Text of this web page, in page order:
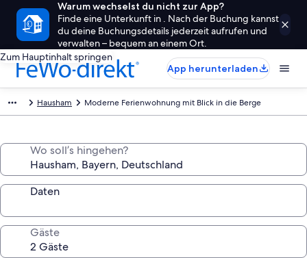
Warum wechselst du nicht zur App?
Finde eine Unterkunft in . Nach der Buchung kannst
du deine Buchungsdetails jederzeit aufrufen und
verwalten – bequem an einem Ort.
Zum Hauptinhalt springen
App herunterladen
Hausham Moderne Ferienwohnung mit Blick in die Berge
Wo soll’s hingehen?
Daten
Gäste